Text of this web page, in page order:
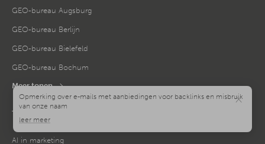
GEO-bureau Augsburg
GEO-bureau Berlijn
GEO-bureau Bielefeld
GEO-bureau Bochum
Meer tonen
Thema hubs
AI in marketing
×